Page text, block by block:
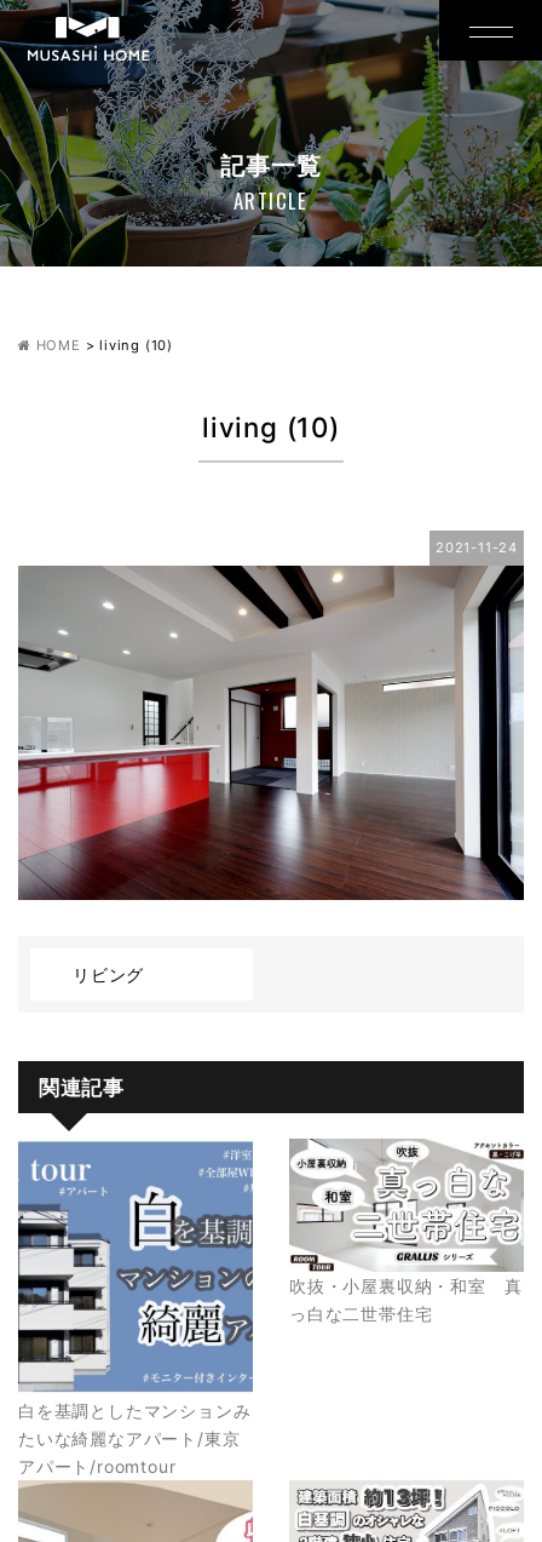
記事一覧
ARTICLE
HOME >living (10)
living (10)
2021-11-24
リビング
関連記事
白を基調としたマンションみ
たいな綺麗なアパート/東京
アパート/roomtour
吹抜・小屋裏収納・和室 真
っ白な二世帯住宅